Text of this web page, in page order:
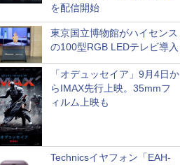
を配信開始
東京国立博物館がハイセンス
の100型RGB LEDテレビ導入
「オデュッセイア」9月4日か
らIMAX先行上映。35mmフ
ィルム上映も
Technicsイヤフォン「EAH-